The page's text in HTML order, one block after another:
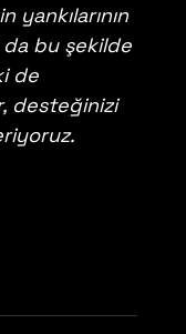
da bu şekilde
de
desteğinizi